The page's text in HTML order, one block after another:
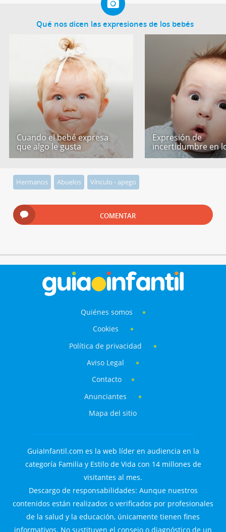
Qué nos dicen las expresiones de los bebés
Cuando el bebé expresa
que algo le gusta
Expresión de
incertidumbre en
Hermanos Abuelos Vínculo - apego
COMENTAR
Quiénes somos
Cookies
Política de privacidad
Aviso Legal
Contacto
Anunciantes
Mapa del sitio
GuiaInfantil.com es la web líder en audiencia en la
categoría Familia y Estilo de Vida con 14 millones de
visitantes al mes.
Descargo de responsabilidades: Aunque nuestros
contenidos están realizados o verificados por profesionales
de la salud y la educación, únicamente tienen fines
informativos. No sustituyen el consejo o diagnóstico de un